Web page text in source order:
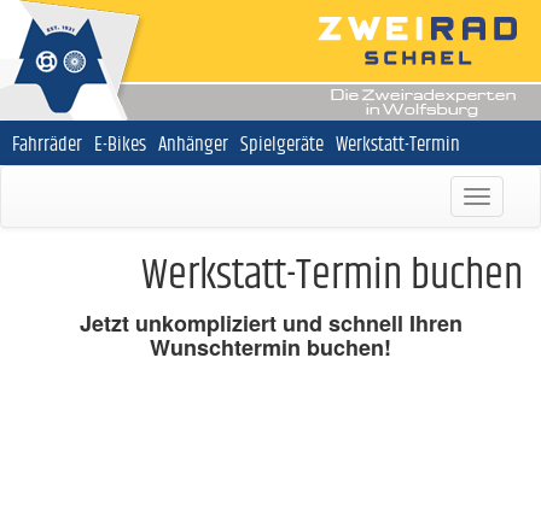
Navigation
überspringen
Fahrräder E-Bikes Anhänger Spielgeräte Werkstatt-Termin
Werkstatt-Termin buchen
Jetzt unkompliziert und schnell Ihren
Wunschtermin buchen!